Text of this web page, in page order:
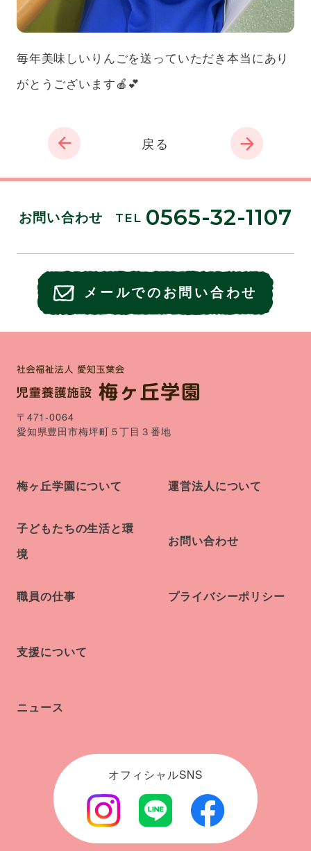
毎年美味しいりんごを送っていただき本当にあり
がとうございます🍎💕
戻る
お問い合わせ TEL 0565-32-1107
メールでのお問い合わせ
〒471-0064
愛知県豊田市梅坪町５丁目３番地
梅ヶ丘学園について
子どもたちの生活と環
境
職員の仕事
支援について
ニュース
運営法人について
お問い合わせ
プライバシーポリシー
オフィシャルSNS